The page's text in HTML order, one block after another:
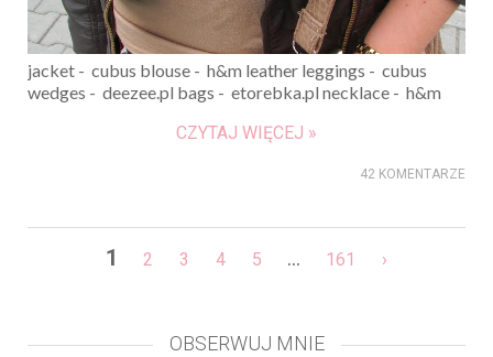
jacket - cubus blouse - h&m leather leggings - cubus
wedges - deezee.pl bags - etorebka.pl necklace - h&m
CZYTAJ WIĘCEJ »
42 KOMENTARZE
1 2 3 4 5 ... 161 ›
OBSERWUJ MNIE